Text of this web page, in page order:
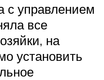
с управлением
все
на
установить